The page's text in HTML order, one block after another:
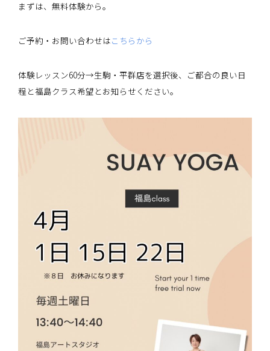
まずは、無料体験から。
ご予約・お問い合わせはこちらから
体験レッスン60分→生駒・平群店を選択後、ご都合の良い日
程と福島クラス希望とお知らせください。